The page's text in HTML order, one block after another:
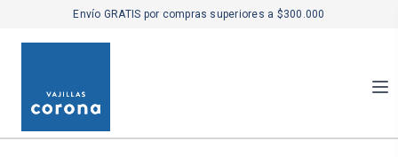
Envío GRATIS por compras superiores a $300.000